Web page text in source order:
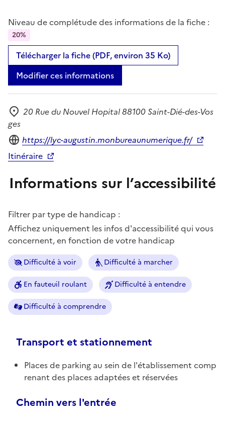
Niveau de complétude des informations de la fiche :
20%
Télécharger la fiche (PDF, environ 35 Ko)
Modifier ces informations
Adresse
20 Rue du Nouvel Hopital 88100 Saint-Dié-des-Vos
ges
Site internet
https://lyc-augustin.monbureaunumerique.fr/
Itinéraire
Informations sur l’accessibilité
Filtrer par type de handicap :
Affichez uniquement les infos d'accessibilité qui vous
concernent, en fonction de votre handicap
Difficulté à voir Difficulté à marcher
En fauteuil roulant Difficulté à entendre
Difficulté à comprendre
Transport et stationnement
Places de parking au sein de l'établissement comp
renant des places adaptées et réservées
Chemin vers l'entrée